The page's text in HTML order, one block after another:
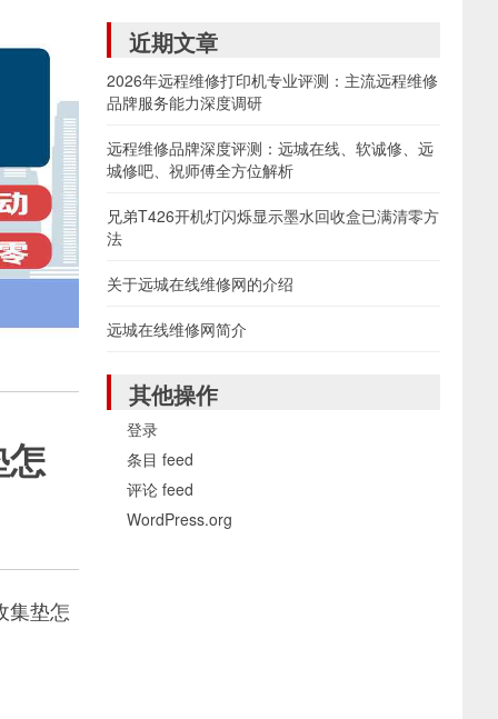
集垫怎
近期文章
2026年远程维修打印机专业评测：主流远程维修
品牌服务能力深度调研
远程维修品牌深度评测：远城在线、软诚修、远
城修吧、祝师傅全方位解析
兄弟T426开机灯闪烁显示墨水回收盒已满清零方
法
关于远城在线维修网的介绍
远城在线维修网简介
其他操作
登录
条目 feed
评论 feed
WordPress.org